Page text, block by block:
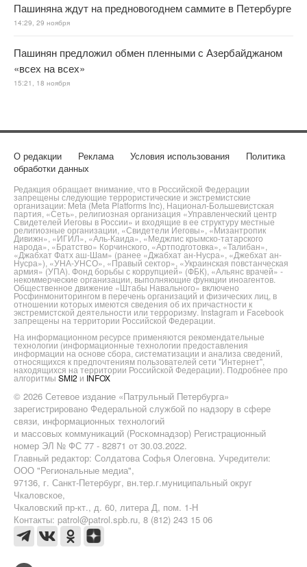
Пашиняна ждут на предновогоднем саммите в Петербурге
14:29, 29 ноября
Пашинян предложил обмен пленными с Азербайджаном
«всех на всех»
15:21, 18 ноября
О редакции Реклама Условия использования
Политика
обработки данных
Редакция обращает внимание, что в Российской Федерации
запрещены следующие террористические и экстремистские
организации: Meta (Meta Platforms Inc), Национал-Большевистская
партия, «Сеть», религиозная организация «Управленческий центр
Свидетелей Иеговы в России» и входящие в ее структуру местные
религиозные организации, «Свидетели Иеговы», «Мизантропик
Дивижн», «ИГИЛ», «Аль-Каида», «Меджлис крымско-татарского
народа», «Братство» Корчинского, «Артподготовка», «Талибан»,
«Джабхат Фатх аш-Шам» (ранее «Джабхат ан-Нусра», «Джебхат ан-
Нусра»), «УНА-УНСО», «Правый сектор», «Украинская повстанческая
армия» (УПА). Фонд борьбы с коррупцией» (ФБК), «Альянс врачей» -
некоммерческие организации, выполняющие функции иноагентов.
Общественное движение «Штабы Навального» включено
Росфинмониторингом в перечень организаций и физических лиц, в
отношении которых имеются сведения об их причастности к
экстремистской деятельности или терроризму. Instagram и Facebook
запрещены на территории Российской Федерации.
На информационном ресурсе применяются рекомендательные
технологии (информационные технологии предоставления
информации на основе сбора, систематизации и анализа сведений,
относящихся к предпочтениям пользователей сети "Интернет",
находящихся на территории Российской Федерации). Подробнее про
алгоритмы SMI2 и INFOX
© 2026 Сетевое издание «Патрульный Петербурга»
зарегистрировано Федеральной службой по надзору в сфере
связи, информационных технологий
и массовых коммуникаций (Роскомнадзор) Регистрационный
номер ЭЛ № ФС 77 - 82871 от 30.03.2022.
Главный редактор: Солдатова Софья Олеговна. Учредители:
ООО "Региональные медиа",
97136, г. Санкт-Петербург, вн.тер.г.муниципальный округ
Чкаловское,
Чкаловский пр-кт., д. 60, литера Д, пом. 1-Н
Контакты: patrol@patrol.spb.ru, 8 (812) 243 15 06